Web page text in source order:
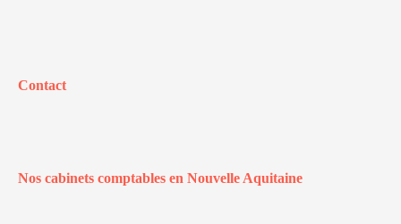
Contact
Nos cabinets comptables en Nouvelle Aquitaine